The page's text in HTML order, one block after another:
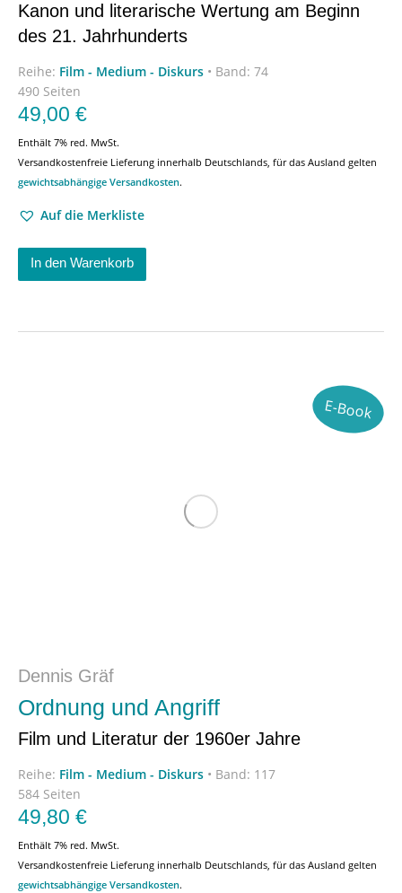
Kanon und literarische Wertung am Beginn
des 21. Jahrhunderts
Reihe: Film - Medium - Diskurs • Band: 74
490 Seiten
49,00 €
Enthält 7% red. MwSt.
Versandkostenfreie Lieferung innerhalb Deutschlands, für das Ausland gelten
gewichtsabhängige Versandkosten.
Auf die Merkliste
In den Warenkorb
E-Book
Dennis Gräf
Ordnung und Angriff
Film und Literatur der 1960er Jahre
Reihe: Film - Medium - Diskurs • Band: 117
584 Seiten
49,80 €
Enthält 7% red. MwSt.
Versandkostenfreie Lieferung innerhalb Deutschlands, für das Ausland gelten
gewichtsabhängige Versandkosten.